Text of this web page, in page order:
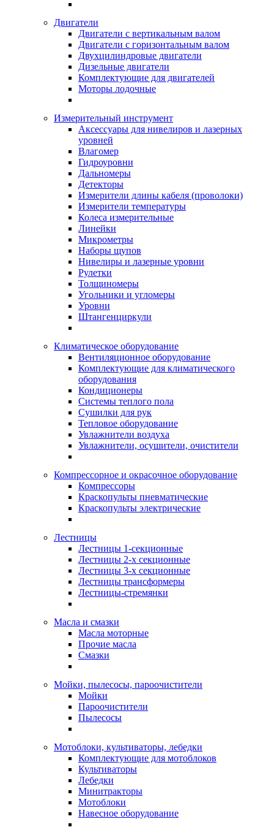
Двигатели
Двигатели с вертикальным валом
Двигатели с горизонтальным валом
Двухцилиндровые двигатели
Дизельные двигатели
Комплектующие для двигателей
Моторы лодочные
Измерительный инструмент
Аксессуары для нивелиров и лазерных
уровней
Влагомер
Гидроуровни
Дальномеры
Детекторы
Измерители длины кабеля (проволоки)
Измерители температуры
Колеса измерительные
Линейки
Микрометры
Наборы щупов
Нивелиры и лазерные уровни
Рулетки
Толщиномеры
Угольники и угломеры
Уровни
Штангенциркули
Климатическое оборудование
Вентиляционное оборудование
Комплектующие для климатического
оборудования
Кондиционеры
Системы теплого пола
Сушилки для рук
Тепловое оборудование
Увлажнители воздуха
Увлажнители, осушители, очистители
Компрессорное и окрасочное оборудование
Компрессоры
Краскопульты пневматические
Краскопульты электрические
Лестницы
Лестницы 1-секционные
Лестницы 2-х секционные
Лестницы 3-х секционные
Лестницы трансформеры
Лестницы-стремянки
Масла и смазки
Масла моторные
Прочие масла
Смазки
Мойки, пылесосы, пароочистители
Мойки
Пароочистители
Пылесосы
Мотоблоки, культиваторы, лебедки
Комплектующие для мотоблоков
Культиваторы
Лебедки
Минитракторы
Мотоблоки
Навесное оборудование